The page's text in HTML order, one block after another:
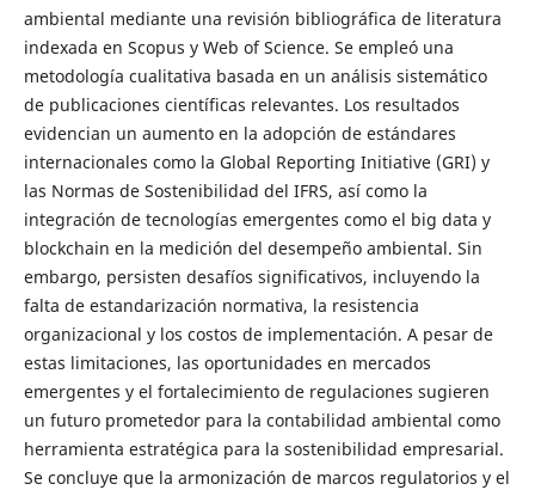
ambiental mediante una revisión bibliográfica de literatura
indexada en Scopus y Web of Science. Se empleó una
metodología cualitativa basada en un análisis sistemático
de publicaciones científicas relevantes. Los resultados
evidencian un aumento en la adopción de estándares
internacionales como la Global Reporting Initiative (GRI) y
las Normas de Sostenibilidad del IFRS, así como la
integración de tecnologías emergentes como el big data y
blockchain en la medición del desempeño ambiental. Sin
embargo, persisten desafíos significativos, incluyendo la
falta de estandarización normativa, la resistencia
organizacional y los costos de implementación. A pesar de
estas limitaciones, las oportunidades en mercados
emergentes y el fortalecimiento de regulaciones sugieren
un futuro prometedor para la contabilidad ambiental como
herramienta estratégica para la sostenibilidad empresarial.
Se concluye que la armonización de marcos regulatorios y el